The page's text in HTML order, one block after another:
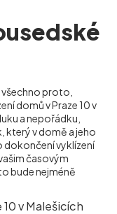
proto,
domů v Praze 10 v
a nepořádku,
který v domě a jeho
dokončení vyklízení
časovým
bude nejméně
v Malešicích